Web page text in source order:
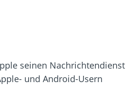
seinen Nachrichtendienst
und Android-Usern